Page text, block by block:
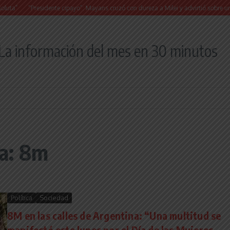
cipayo”: Mayans cruzó con dureza a Milei y advirtió sobre un juicio
información del mes en 30 minutos
8m
Política Sociedad
8M en las calles de Argentina: “Una multitud se